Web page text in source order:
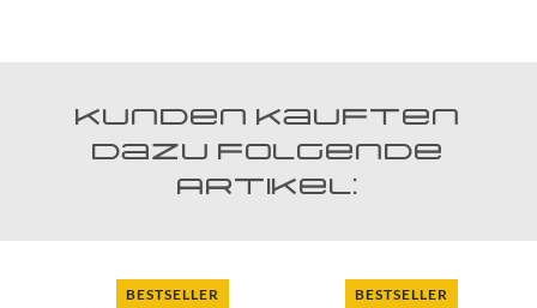
Kunden kauften
dazu folgende
Artikel:
BESTSELLER BESTSELLER